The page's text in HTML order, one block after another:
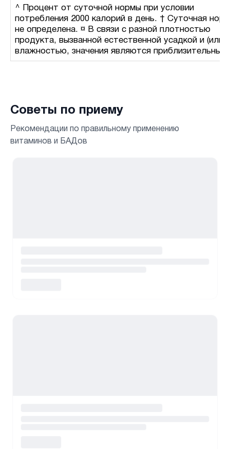
^ Процент от суточной нормы при условии
потребления 2000 калорий в день. † Суточная
не определена. ¤ В связи с разной плотностью
продукта, вызванной естественной усадкой и (или)
влажностью, значения являются
Советы по приему
Рекомендации по правильному применению
витаминов и БАДов